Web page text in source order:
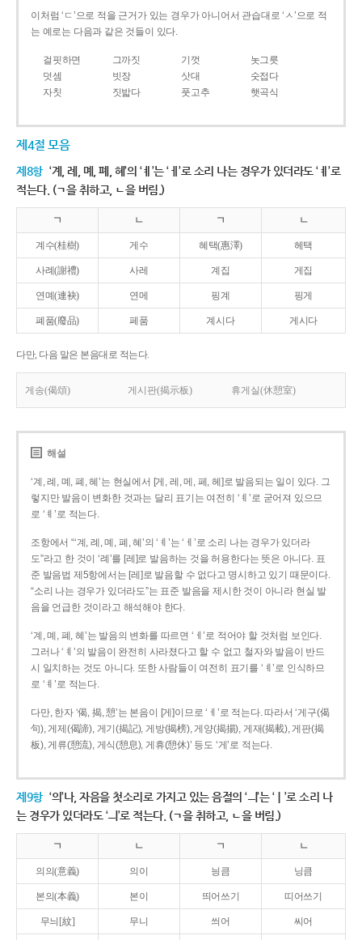
이처럼 ‘ㄷ’으로 적을 근거가 있는 경우가 아니어서 관습대로 ‘ㅅ’으로 적
는 예로는 다음과 같은 것들이 있다.
걸핏하면 그까짓 기껏
놋그릇
덧셈
빗장 삿대
숫접다
자칫
짓밟다 풋고추 햇곡식
제4절 모음
제8항 ‘계, 례, 몌, 폐, 혜’의 ‘ㅖ’는 ‘ㅔ’로 소리 나는 경우가 있더라도 ‘ㅖ’로
적는다. (ㄱ을 취하고, ㄴ을 버림.)
ㄱ ㄴ ㄱ ㄴ
계수(桂樹) 게수 혜택(惠澤) 헤택
사례(謝禮) 사레 계집 게집
연몌(連袂) 연메 핑계 핑게
폐품(廢品) 페품 계시다 게시다
다만, 다음 말은 본음대로 적는다.
게송(偈頌) 게시판(揭示板) 휴게실(休憩室)
해설
‘계, 례, 몌, 폐, 혜’는 현실에서 [게, 레, 메, 페, 헤]로 발음되는 일이 있다. 그
렇지만 발음이 변화한 것과는 달리 표기는 여전히 ‘ㅖ’로 굳어져 있으므
로 ‘ㅖ’로 적는다.
조항에서 “‘계, 례, 몌, 폐, 혜’의 ‘ㅖ’는 ‘ㅔ’로 소리 나는 경우가 있더라
도”라고 한 것이 ‘례’를 [레]로 발음하는 것을 허용한다는 뜻은 아니다. 표
준 발음법 제5항에서는 [레]로 발음할 수 없다고 명시하고 있기 때문이다.
“소리 나는 경우가 있더라도”는 표준 발음을 제시한 것이 아니라 현실 발
음을 언급한 것이라고 해석해야 한다.
‘계, 몌, 폐, 혜’는 발음의 변화를 따르면 ‘ㅔ’로 적어야 할 것처럼 보인다.
그러나 ‘ㅖ’의 발음이 완전히 사라졌다고 할 수 없고 철자와 발음이 반드
시 일치하는 것도 아니다. 또한 사람들이 여전히 표기를 ‘ㅖ’로 인식하므
로 ‘ㅖ’로 적는다.
다만, 한자 ‘偈, 揭, 憩’는 본음이 [게]이므로 ‘ㅔ’로 적는다. 따라서 ‘게구(偈
句), 게제(偈諦), 게기(揭記), 게방(揭榜), 게양(揭揚), 게재(揭載), 게판(揭
板), 게류(憩流), 게식(憩息), 게휴(憩休)’ 등도 ‘게’로 적는다.
제9항 ‘의’나, 자음을 첫소리로 가지고 있는 음절의 ‘ㅢ’는 ‘ㅣ’로 소리 나
는 경우가 있더라도 ‘ㅢ’로 적는다. (ㄱ을 취하고, ㄴ을 버림.)
ㄱ ㄴ ㄱ ㄴ
의의(意義) 의이 닁큼 닝큼
본의(本義) 본이 띄어쓰기 띠어쓰기
무늬[紋] 무니 씌어 씨어